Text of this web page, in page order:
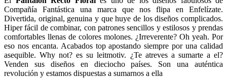
Compañía Fantástica una marca que nos flipa en Enfelízate.
Divertida, original, genuina y que huye de los diseños complicados.
Hiper fácil de combinar, con patrones sencillos y estilosos y prendas
comfortables llenas de colores molones. ¿Irreverente? Oh yeah. Por
eso nos encanta. Acabados top apostando siempre por una calidad
asequible. Why not? es su leitmotiv. ¿Te atreves a sumarte a el?
Venden sus diseños en dieciocho países. Son una auténtica
revolución y estamos dispuestas a sumarnos a ella